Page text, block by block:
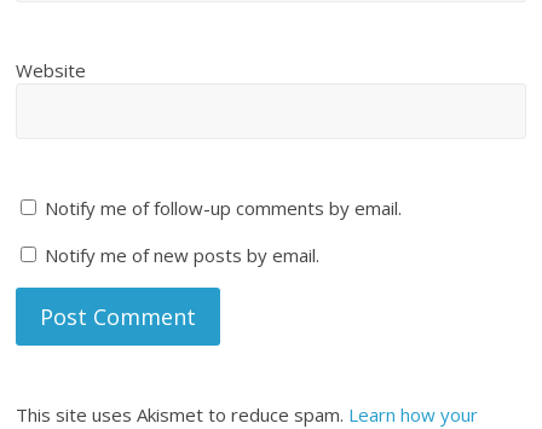
Website
Notify me of follow-up comments by email.
Notify me of new posts by email.
This site uses Akismet to reduce spam. Learn how your